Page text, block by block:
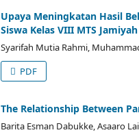
Upaya Meningkatan Hasil
Siswa Kelas VIII MTS
Syarifah Mutia Rahmi,
PDF
The Relationship Between
Barita Esman Dabukke, Asaaro